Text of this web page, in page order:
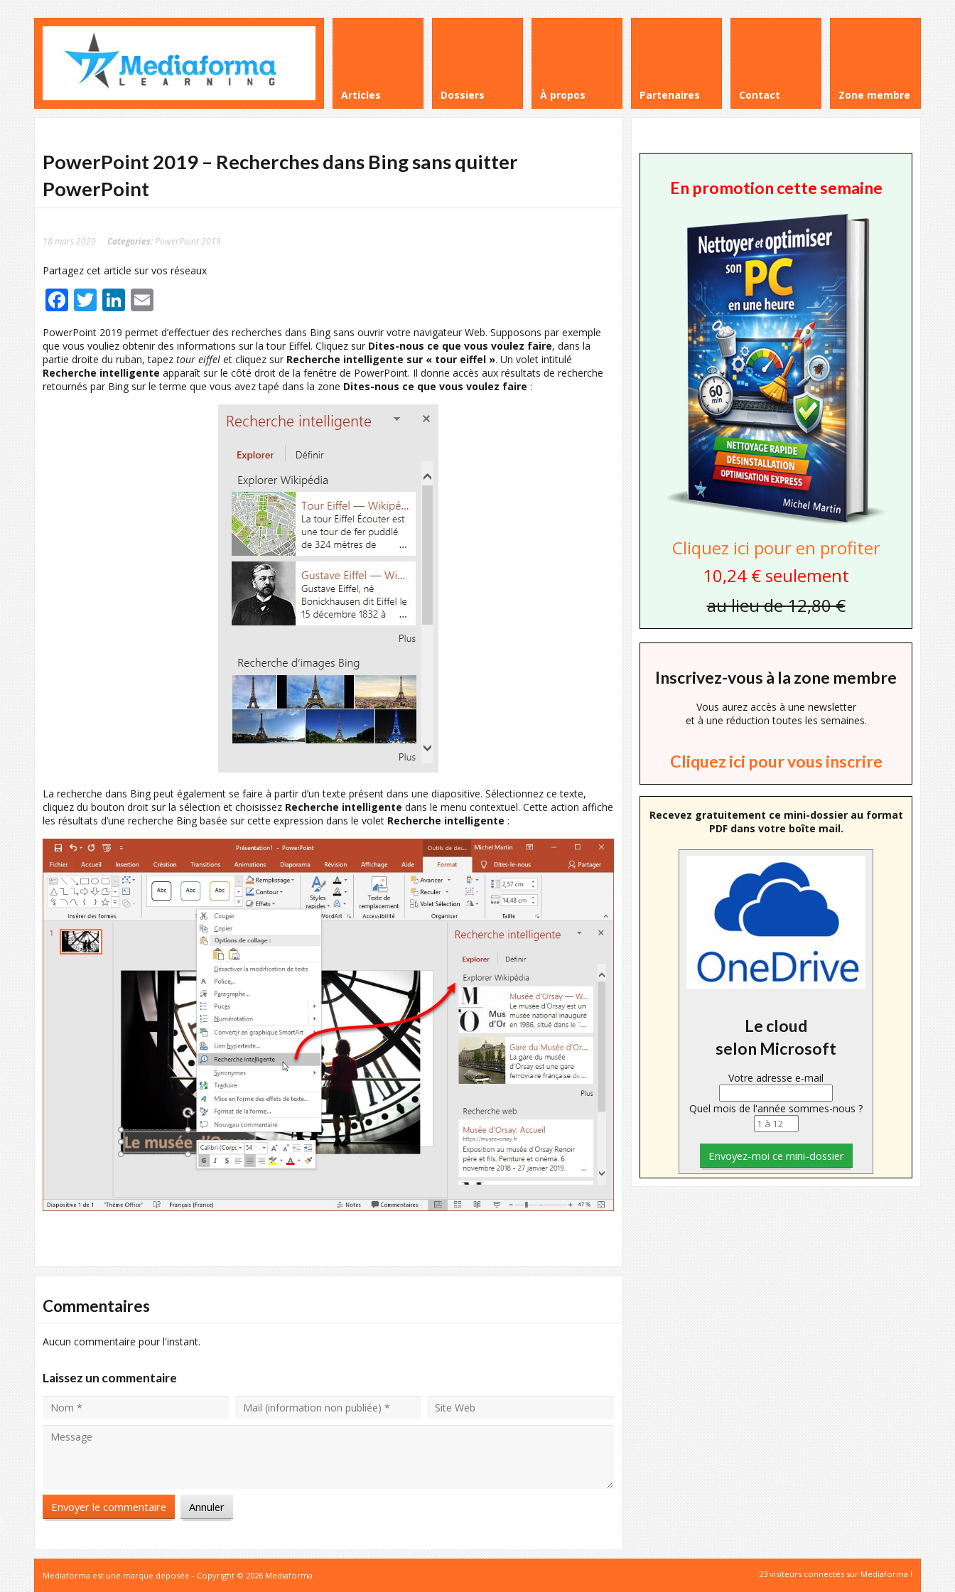
Articles Dossiers À propos Partenaires Contact Zone membre
PowerPoint 2019 – Recherches dans Bing sans quitter
PowerPoint
18 mars 2020 Categories: PowerPoint 2019
Partagez cet article sur vos réseaux
Facebook
TwitterLinkedIn
PowerPoint 2019 permet d’effectuer des recherches dans Bing sans ouvrir votre navigateur Web. Supposons par exemple
que vous vouliez obtenir des informations sur la tour Eiffel. Cliquez sur Dites-nous ce que vous voulez faire, dans la
partie droite du ruban, tapez tour eiffel et cliquez sur Recherche intelligente sur « tour eiffel ». Un volet intitulé
Recherche intelligente apparaît sur le côté droit de la fenêtre de PowerPoint. Il donne accès aux résultats de recherche
retournés par Bing sur le terme que vous avez tapé dans la zone Dites-nous ce que vous voulez faire :
La recherche dans Bing peut également se faire à partir d’un texte présent dans une diapositive. Sélectionnez ce texte,
cliquez du bouton droit sur la sélection et choisissez Recherche intelligente dans le menu contextuel. Cette action affiche
les résultats d’une recherche Bing basée sur cette expression dans le volet Recherche intelligente :
Commentaires
Aucun commentaire pour l'instant.
Laissez un commentaire
En promotion cette semaine
Cliquez ici pour en profiter
10,24 € seulement
au lieu de 12,80 €
Inscrivez-vous à la zone membre
Vous aurez accès à une newsletter
et à une réduction toutes les semaines.
Cliquez ici pour vous inscrire
Recevez gratuitement ce mini-dossier au format
PDF dans votre boîte mail.
Le cloud
selon Microsoft
Votre adresse e-mail
Quel mois de l'année sommes-nous ?
Mediaforma est une marque déposée - Copyright © 2026 Mediaforma 23 visiteurs connectés sur Mediaforma !